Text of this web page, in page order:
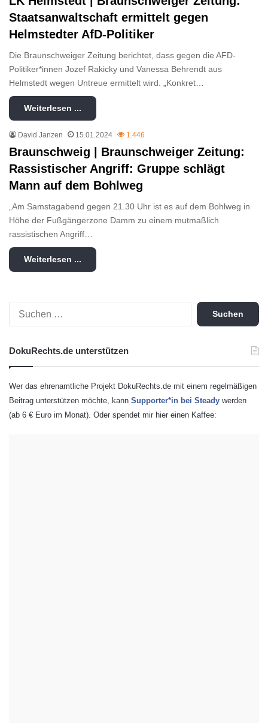
Staatsanwaltschaft ermittelt gegen
Helmstedter AfD-Politiker
Die Braunschweiger Zeitung berichtet, dass gegen die AFD-
Politiker*innen Jozef Rakicky und Vanessa Behrendt aus
Helmstedt wegen Untreue ermittelt wird. „Konkret…
Weiterlesen ...
David Janzen 15.01.2024 1.446
Braunschweig | Braunschweiger Zeitung:
Rassistischer Angriff: Gruppe schlägt
Mann auf dem Bohlweg
„Am Samstagabend gegen 21.30 Uhr ist es auf dem Bohlweg in
Höhe der Fußgängerzone Damm zu einem mutmaßlich
rassistischen Angriff…
Weiterlesen ...
S
n
a
DokuRechts.de unterstützen
Wer das ehrenamtliche Projekt DokuRechts.de mit einem regelmäßigen
Beitrag unterstützen möchte, kann Supporter*in bei Steady werden
(ab 6 € Euro im Monat). Oder spendet mir hier einen Kaffee: